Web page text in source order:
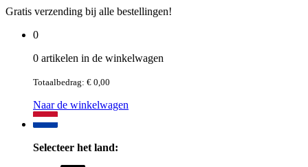
Gratis verzending bij alle bestellingen!
0
0 artikelen in de winkelwagen
Totaalbedrag: € 0,00
Naar de winkelwagen
Selecteer het land: